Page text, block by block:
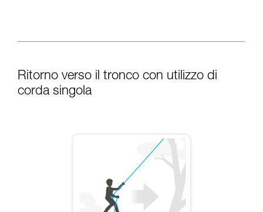
Ritorno verso il tronco con utilizzo di
corda singola